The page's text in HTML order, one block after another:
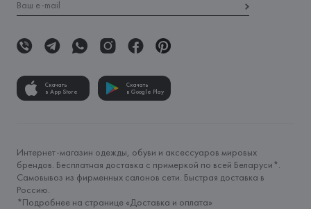
Скачать
в App Store
Скачать
в Google Play
Интернет-магазин одежды, обуви и аксессуаров мировых
брендов. Бесплатная доставка с примеркой по всей Беларуси*.
Самовывоз из фирменных салонов сети. Быстрая доставка в
Россию.
*Подробнее на странице «Доставка и оплата»